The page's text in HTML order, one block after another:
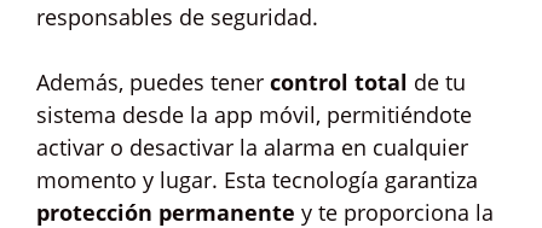
responsables de seguridad.
Además, puedes tener control total de tu
sistema desde la app móvil, permitiéndote
activar o desactivar la alarma en cualquier
momento y lugar. Esta tecnología garantiza
protección permanente y te proporciona la